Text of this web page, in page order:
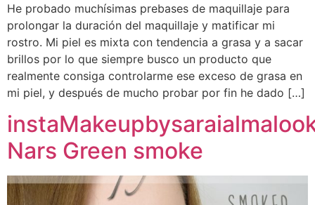
He probado muchísimas prebases de maquillaje para
prolongar la duración del maquillaje y matificar mi
rostro. Mi piel es mixta con tendencia a grasa y a sacar
brillos por lo que siempre busco un producto que
realmente consiga controlarme ese exceso de grasa en
mi piel, y después de mucho probar por fin he dado […]
Nars Green smoke